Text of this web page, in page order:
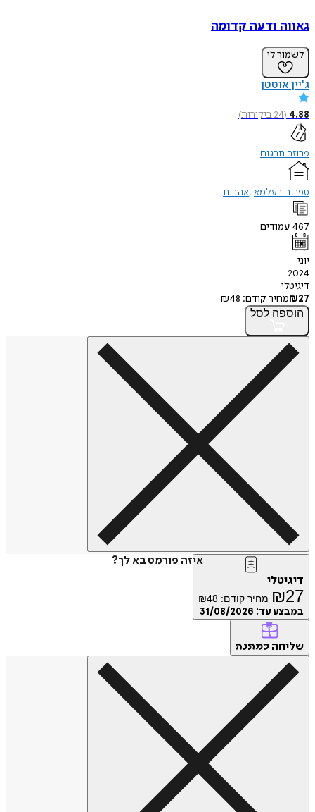
גאווה ודעה קדומה
לשמור לי
ג'יין אוסטן
4.88
(
24ביקורות)
פרוזה תרגום
ספרים בעלמא אהבות
467 עמודים
יוני
2024
דיגיטלי
₪27 מחיר קודם: ₪48
הוספה לסל
איזה פורמט בא לך?
דיגיטלי
₪27 מחיר קודם: ₪48
במבצע עד: 31/08/2026
שליחה כמתנה